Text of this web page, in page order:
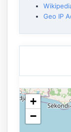
Geo IP
+
−